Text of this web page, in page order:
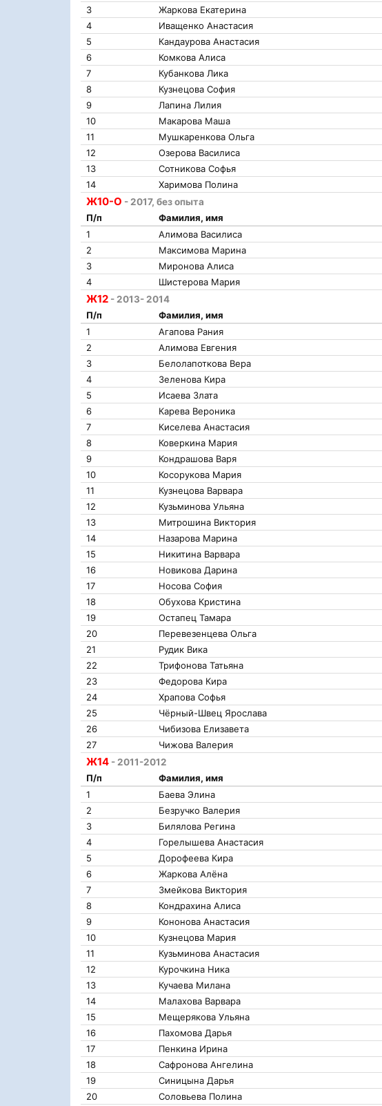
3
Жаркова Екатерина
4
Иващенко Анастасия
5
Кандаурова Анастасия
6
Комкова Алиса
7
Кубанкова Лика
8
Кузнецова София
9
Лапина Лилия
10
Макарова Маша
11
Мушкаренкова Ольга
12
Озерова Василиса
13
Сотникова Софья
14
Харимова Полина
Ж10-О - 2017, без опыта
П/п
Фамилия, имя
1
Алимова Василиса
2
Максимова Марина
3
Миронова Алиса
4
Шистерова Мария
Ж12 - 2013- 2014
П/п
Фамилия, имя
1
Агапова Рания
2
Алимова Евгения
3
Белолапоткова Вера
4
Зеленова Кира
5
Исаева Злата
6
Карева Вероника
7
Киселева Анастасия
8
Коверкина Мария
9
Кондрашова Варя
10
Косорукова Мария
11
Кузнецова Варвара
12
Кузьминова Ульяна
13
Митрошина Виктория
14
Назарова Марина
15
Никитина Варвара
16
Новикова Дарина
17
Носова София
18
Обухова Кристина
19
Остапец Тамара
20
Перевезенцева Ольга
21
Рудик Вика
22
Трифонова Татьяна
23
Федорова Кира
24
Храпова Софья
25
Чëрный-Швец Ярослава
26
Чибизова Елизавета
27
Чижова Валерия
Ж14 - 2011-2012
П/п
Фамилия, имя
1
Баева Элина
2
Безручко Валерия
3
Билялова Регина
4
Горелышева Анастасия
5
Дорофеева Кира
6
Жаркова Алёна
7
Змейкова Виктория
8
Кондрахина Алиса
9
Кононова Анастасия
10
Кузнецова Мария
11
Кузьминова Анастасия
12
Курочкина Ника
13
Кучаева Милана
14
Малахова Варвара
15
Мещерякова Ульяна
16
Пахомова Дарья
17
Пенкина Ирина
18
Сафронова Ангелина
19
Синицына Дарья
20
Соловьева Полина